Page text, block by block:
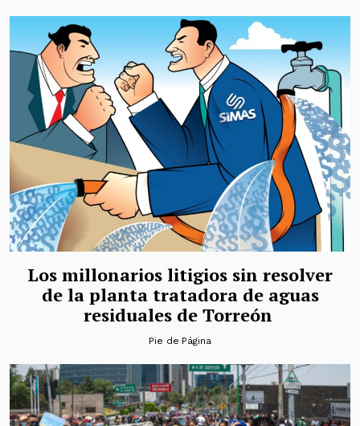
Los millonarios litigios sin resolver
de la planta tratadora de aguas
residuales de Torreón
Pie de Página